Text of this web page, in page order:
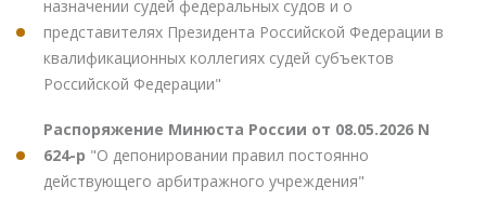
назначении судей федеральных судов и о
представителях Президента Российской Федерации в
квалификационных коллегиях судей субъектов
Российской Федерации"
Распоряжение Минюста России от 08.05.2026 N
624-р "О депонировании правил постоянно
действующего арбитражного учреждения"